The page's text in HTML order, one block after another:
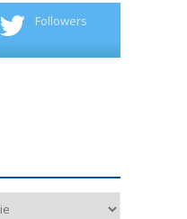
Followers